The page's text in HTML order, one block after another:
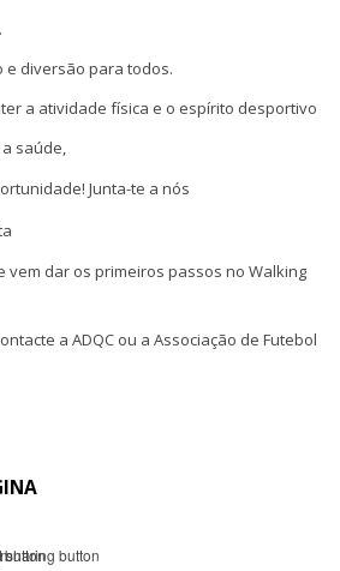
e diversão para todos.
a atividade física e o espírito desportivo
saúde,
Junta-te a nós
vem dar os primeiros passos no Walking
a ADQC ou a Associação de Futebol